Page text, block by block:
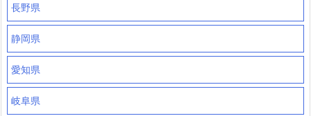
長野県
静岡県
愛知県
岐阜県